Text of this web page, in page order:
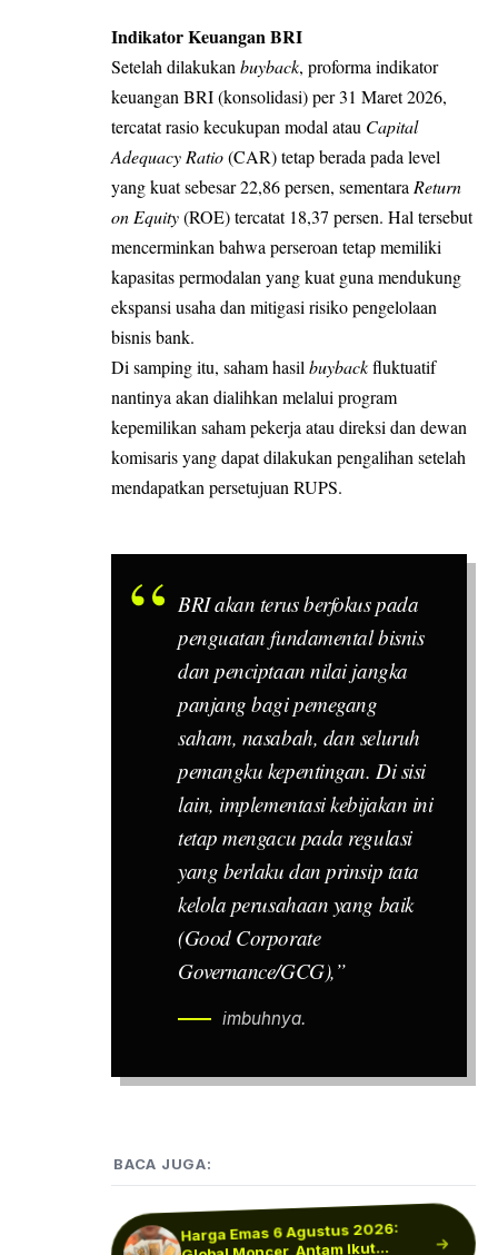
Indikator Keuangan BRI
Setelah dilakukan buyback, proforma indikator
keuangan BRI (konsolidasi) per 31 Maret 2026,
tercatat rasio kecukupan modal atau Capital
Adequacy Ratio(CAR) tetap berada pada level
yang kuat sebesar 22,86 persen, sementara Return
on Equity(ROE) tercatat 18,37 persen. Hal tersebut
mencerminkan bahwa perseroan tetap memiliki
kapasitas permodalan yang kuat guna mendukung
ekspansi usaha dan mitigasi risiko pengelolaan
bisnis bank.
Di samping itu, saham hasil buybackfluktuatif
nantinya akan dialihkan melalui program
kepemilikan saham pekerja atau direksi dan dewan
komisaris yang dapat dilakukan pengalihan setelah
mendapatkan persetujuan RUPS.
BRI akan terus berfokus pada
penguatan fundamental bisnis
dan penciptaan nilai jangka
panjang bagi pemegang
saham, nasabah, dan seluruh
pemangku kepentingan. Di sisi
lain, implementasi kebijakan ini
tetap mengacu pada regulasi
yang berlaku dan prinsip tata
kelola perusahaan yang baik
(Good Corporate
Governance/GCG),”
imbuhnya.
BACA JUGA:
Harga Emas 6 Agustus 2026:
IHSG Hari Ini Menguat ke 6.366,
Prabowo Dikritik Usai Singgung